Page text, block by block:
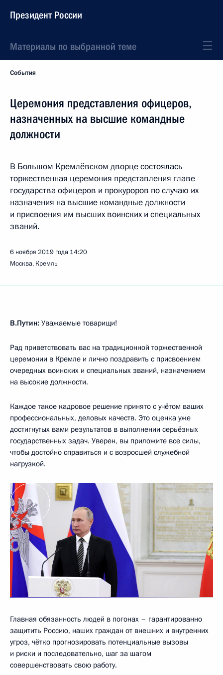
Президент России
Материалы по выбранной теме
События
Церемония представления офицеров,
назначенных на высшие командные
должности
В Большом Кремлёвском дворце состоялась
торжественная церемония представления главе
государства офицеров и прокуроров по случаю их
назначения на высшие командные должности
и присвоения им высших воинских и специальных
званий.
6 ноября 2019 года 14:20
Москва, Кремль
В.Путин: Уважаемые товарищи!
Рад приветствовать вас на традиционной торжественной
церемонии в Кремле и лично поздравить с присвоением
очередных воинских и специальных званий, назначением
на высокие должности.
Каждое такое кадровое решение принято с учётом ваших
профессиональных, деловых качеств. Это оценка уже
достигнутых вами результатов в выполнении серьёзных
государственных задач. Уверен, вы приложите все силы,
чтобы достойно справиться и с возросшей служебной
нагрузкой.
Главная обязанность людей в погонах – гарантированно
защитить Россию, наших граждан от внешних и внутренних
угроз, чётко прогнозировать потенциальные вызовы
и риски и последовательно, шаг за шагом
совершенствовать свою работу.